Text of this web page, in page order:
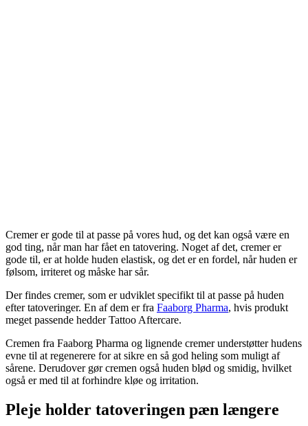
Cremer er gode til at passe på vores hud, og det kan også være en
god ting, når man har fået en tatovering. Noget af det, cremer er
gode til, er at holde huden elastisk, og det er en fordel, når huden er
følsom, irriteret og måske har sår.
Der findes cremer, som er udviklet specifikt til at passe på huden
efter tatoveringer. En af dem er fra Faaborg Pharma, hvis produkt
meget passende hedder Tattoo Aftercare.
Cremen fra Faaborg Pharma og lignende cremer understøtter hudens
evne til at regenerere for at sikre en så god heling som muligt af
sårene. Derudover gør cremen også huden blød og smidig, hvilket
også er med til at forhindre kløe og irritation.
Pleje holder tatoveringen pæn længere